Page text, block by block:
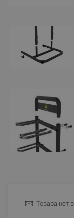
Товара нет